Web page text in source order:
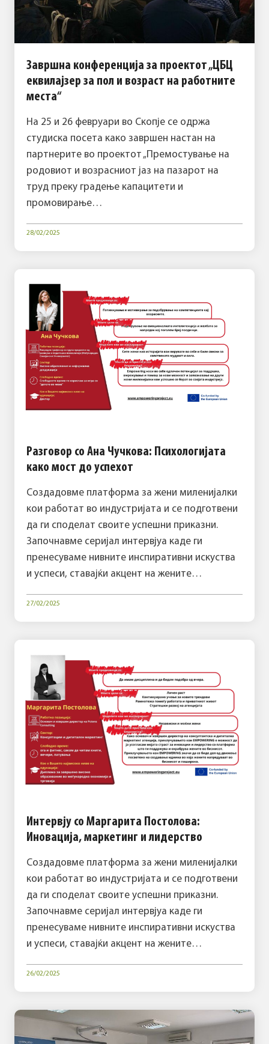
Завршна конференција за проектот „ЦБЦ
еквилајзер за пол и возраст на работните
места“
На 25 и 26 февруари во Скопје се одржа
студиска посета како завршен настан на
партнерите во проектот „Премостување на
родовиот и возрасниот јаз на пазарот на
труд преку градење капацитети и
промовирање…
28/02/2025
Разговор со Ана Чучкова: Психологијата
како мост до успехот
Создадовме платформа за жени миленијалки
кои работат во индустријата и се подготвени
да ги споделат своите успешни приказни.
Започнавме серијал интервјуа каде ги
пренесуваме нивните инспиративни искуства
и успеси, ставајќи акцент на жените…
27/02/2025
Интервју со Маргарита Постолова:
Иновација, маркетинг и лидерство
Создадовме платформа за жени миленијалки
кои работат во индустријата и се подготвени
да ги споделат своите успешни приказни.
Започнавме серијал интервјуа каде ги
пренесуваме нивните инспиративни искуства
и успеси, ставајќи акцент на жените…
26/02/2025